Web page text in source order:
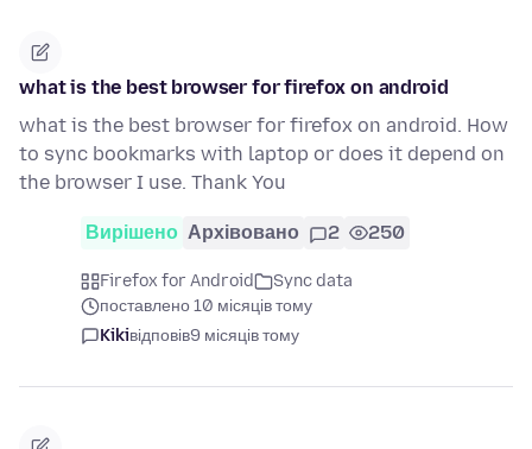
what is the best browser for firefox on android
what is the best browser for firefox on android. How
to sync bookmarks with laptop or does it depend on
the browser I use. Thank You
Вирішено Архівовано 2 250
Firefox for Android
Sync data
поставлено 10 місяців тому
Kikiвідповів9 місяців тому